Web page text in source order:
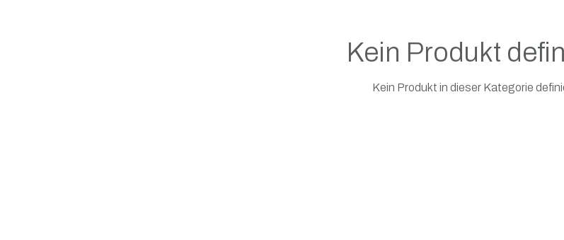
Kein Produkt
Kein Produkt in dieser Kategorie